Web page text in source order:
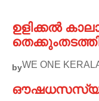
ഉളിക്കൽ
byWE ONE